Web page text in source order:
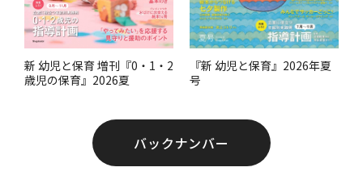
新 幼児と保育 増刊『0・1・2
歳児の保育』2026夏
『新 幼児と保育』2026年夏
号
バックナンバー